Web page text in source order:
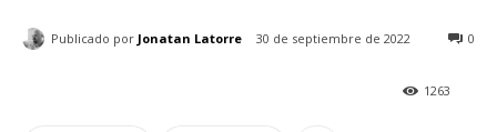
Publicado por Jonatan Latorre 30 de septiembre de 2022 0
1263